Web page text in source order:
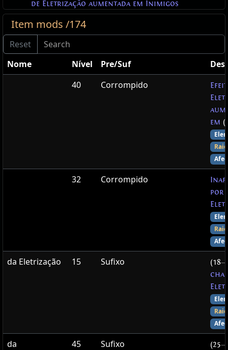
de Eletrização aumentada em Inimigos
Item mods /174
Nome Nível Pre/Suf
40
Corrompido
em
Raio
32 Corrompido
por
Raio
da Eletrização 15 Sufixo (18—
Raio
da
45 Sufixo (25—